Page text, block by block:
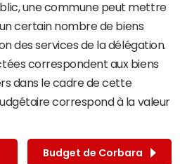
une commune peut mettre
certain nombre de biens
des services de la délégation.
correspondent aux biens
dans le cadre de cette
correspond à la valeur
Budget de Corbara